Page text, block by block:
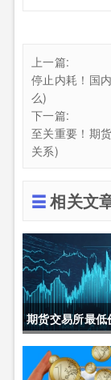
上一篇:
停止内耗！国
么)
下一篇:
至关重要！期
关系)
相关文
期货交易所最低
(期货交易所最